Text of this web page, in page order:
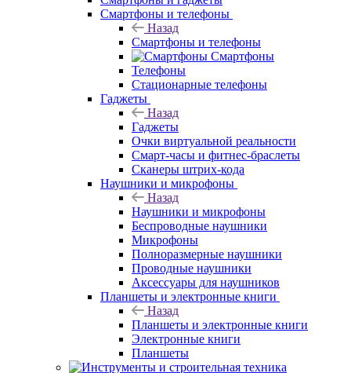
Смартфоны и телефоны
Назад
Смартфоны и телефоны
Смартфоны
Телефоны
Стационарные телефоны
Гаджеты
Назад
Гаджеты
Очки виртуальной реальности
Смарт-часы и фитнес-браслеты
Сканеры штрих-кода
Наушники и микрофоны
Назад
Наушники и микрофоны
Беспроводные наушники
Микрофоны
Полноразмерные наушники
Проводные наушники
Аксессуары для наушников
Планшеты и электронные книги
Назад
Планшеты и электронные книги
Электронные книги
Планшеты